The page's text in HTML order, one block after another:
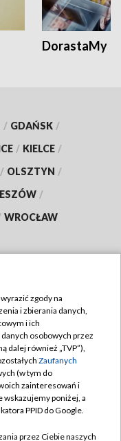
DorastaMy
/ GDAŃSK /
/ KIELCE /
/ OLSZTYN /
/
WROCŁAW
zgody na
i zbierania danych,
i ich
osobowych przez
dalej również „TVP”),
Zaufanych
(w tym do
zainteresowań i
wskazujemy poniżej, a
PPID do Google.
przez Ciebie naszych